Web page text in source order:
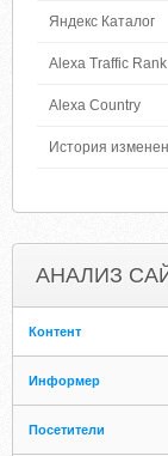
Яндекс Каталог
Alexa Traffic Rank
Alexa Country
История
АНАЛИЗ
Контент
Информер
Посетители